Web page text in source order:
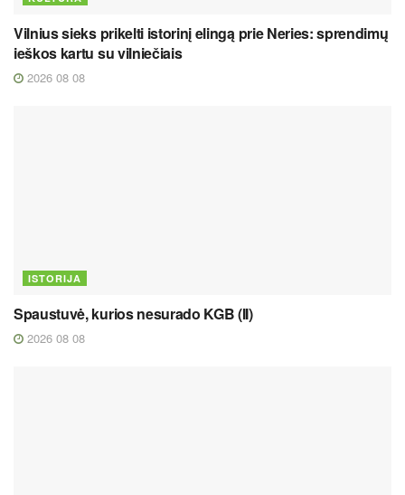
Vilnius sieks prikelti istorinį elingą prie Neries: sprendimų
ieškos kartu su vilniečiais
2026 08 08
ISTORIJA
Spaustuvė, kurios nesurado KGB (II)
2026 08 08